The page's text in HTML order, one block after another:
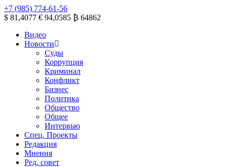
+7 (985) 774-61-56
$ 81,4077 € 94,0585 ₿ 64862
Видео
Новости
Суды
Коррупция
Криминал
Конфликт
Бизнес
Политика
Общество
Общее
Интервью
Спец. Проекты
Редакция
Мнения
Ред. совет